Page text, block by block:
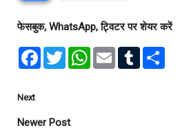
फेसबुक, WhatsApp, ट्विटर पर शेयर करें
F
o
k
T
w
r
W
E
T
Next
Newer Post